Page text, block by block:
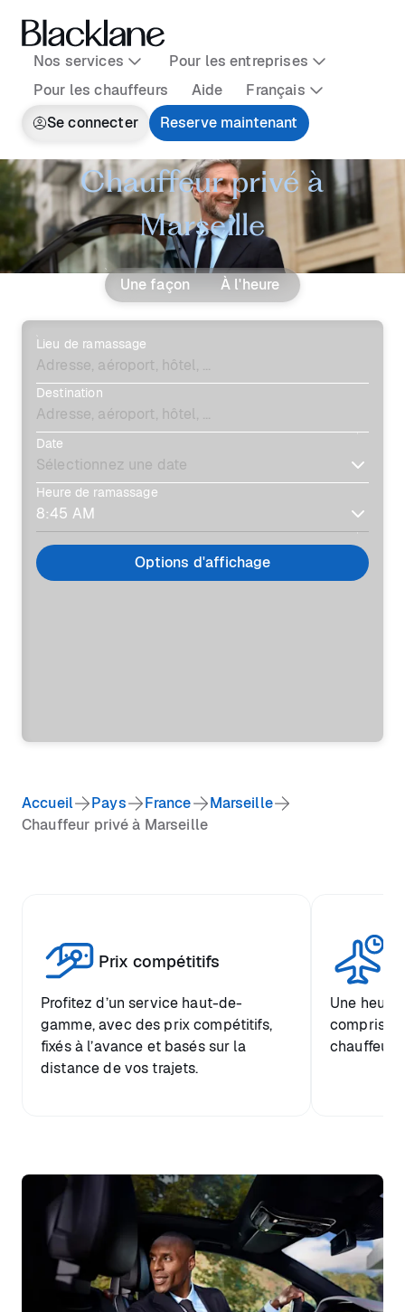
Nos services
Pour les entreprises
Pour les chauffeurs
Aide
Français
Se connecter
Reserve maintenant
Chauffeur privé à
Marseille
Une façon À l'heure
Lieu de ramassage
Destination
Date
Heure de ramassage
Options d'affichage
Accueil Pays France
Marseille
Chauffeur privé à Marseille
Prix compétitifs
Profitez d’un service haut-de-
gamme, avec des prix compétitifs,
fixés à l’avance et basés sur la
distance de vos trajets.
Une heure
comprise
chauffeur.